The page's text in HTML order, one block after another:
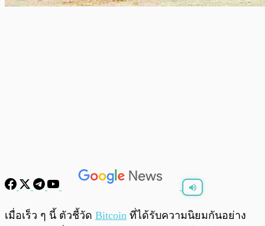
พร้อมเล่น 0:00/ 0:00
เมื่อเร็ว ๆ นี้ ตัวชี้วัด Bitcoin ที่ได้รับความนิยมกันอย่าง